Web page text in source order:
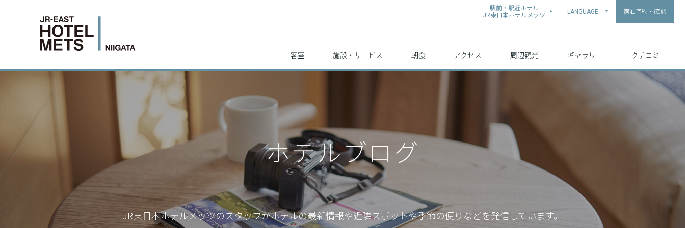
駅前・駅近ホテル
JR東日本ホテルメッツ
LANGUAGE ▲ 宿泊予約・確認
客室 施設・サービス 朝食 アクセス 周辺観光 ギャラリー クチコミ
ホテルブログ
JR東日本ホテルメッツのスタッフがホテルの最新情報や近隣スポットや季節の便りなどを発信しています。